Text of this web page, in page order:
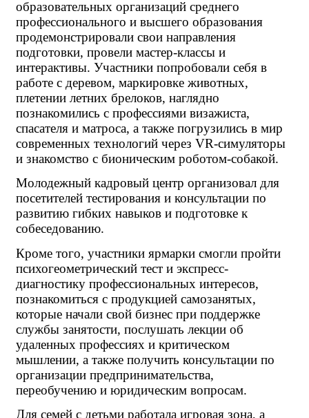
образовательных организаций среднего
профессионального и высшего образования
продемонстрировали свои направления
подготовки, провели мастер-классы и
интерактивы. Участники попробовали себя в
работе с деревом, маркировке животных,
плетении летних брелоков, наглядно
познакомились с профессиями визажиста,
спасателя и матроса, а также погрузились в мир
современных технологий через VR-симуляторы
и знакомство с бионическим роботом-собакой.
Молодежный кадровый центр организовал для
посетителей тестирования и консультации по
развитию гибких навыков и подготовке к
собеседованию.
Кроме того, участники ярмарки смогли пройти
психогеометрический тест и экспресс-
диагностику профессиональных интересов,
познакомиться с продукцией самозанятых,
которые начали свой бизнес при поддержке
службы занятости, послушать лекции об
удаленных профессиях и критическом
мышлении, а также получить консультации по
организации предпринимательства,
переобучению и юридическим вопросам.
Для семей с детьми работала игровая зона, а